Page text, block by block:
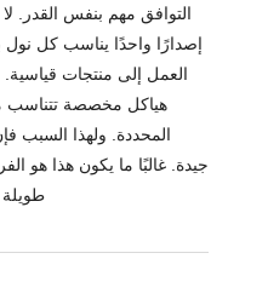
التوافق مهم بنفس القدر.
إصدارًا واحدًا يناسب كل
العمل إلى منتجات قياسية.
هياكل مخصصة تتناسب
المحددة. ولهذا السبب
جيدة. غالبًا ما يكون هذا هو
طويلة